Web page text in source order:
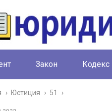
Закон Кодекс
› Юстиция › 51 ›